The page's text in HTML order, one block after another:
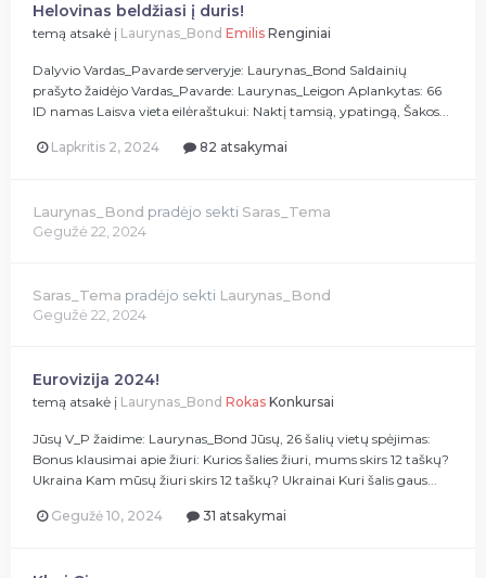
Helovinas beldžiasi į duris!
temą atsakė į Laurynas_Bond Emilis Renginiai
Dalyvio Vardas_Pavarde serveryje: Laurynas_Bond Saldainių
prašyto žaidėjo Vardas_Pavarde: Laurynas_Leigon Aplankytas: 66
ID namas Laisva vieta eilėraštukui: Naktį tamsią, ypatingą, Šakos...
Lapkritis 2, 2024 82 atsakymai
Laurynas_Bond pradėjo sekti Saras_Tema
Gegužė 22, 2024
Saras_Tema pradėjo sekti Laurynas_Bond
Gegužė 22, 2024
Eurovizija 2024!
temą atsakė į Laurynas_Bond Rokas Konkursai
Jūsų V_P žaidime: Laurynas_Bond Jūsų, 26 šalių vietų spėjimas:
Bonus klausimai apie žiuri: Kurios šalies žiuri, mums skirs 12 taškų?
Ukraina Kam mūsų žiuri skirs 12 taškų? Ukrainai Kuri šalis gaus...
Gegužė 10, 2024 31 atsakymai